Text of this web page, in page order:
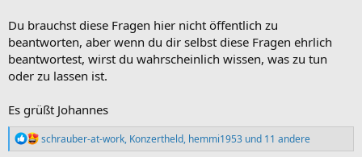
Du brauchst diese Fragen hier nicht öffentlich zu
beantworten, aber wenn du dir selbst diese Fragen ehrlich
beantwortest, wirst du wahrscheinlich wissen, was zu tun
oder zu lassen ist.
Es grüßt Johannes
R
e
schrauber-at-work, Konzertheld, hemmi1953 und 11 andere